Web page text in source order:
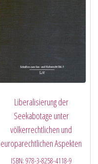
Liberalisierung der
Seekabotage unter
völkerrechtlichen und
europarechtlichen Aspekten
ISBN: 978-3-8258-4118-9